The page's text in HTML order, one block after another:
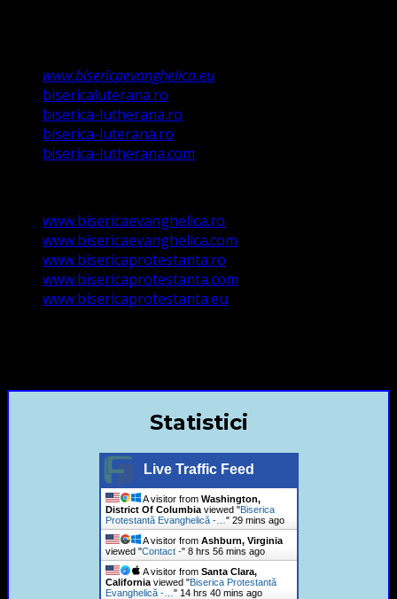
www.bisericaevanghelica.eu
bisericaluterana.ro
biserica-lutherana.ro
biserica-luterana.ro
biserica-lutherana.com
www.bisericaevanghelica.ro
www.bisericaevanghelica.com
www.bisericaprotestanta.ro
www.bisericaprotestanta.com
www.bisericaprotestanta.eu
Statistici
Live Traffic Feed
A visitor from Washington,
District Of Columbiaviewed "Biserica
Protestantă Evanghelică -… " 29 mins ago
A visitor from Ashburn, Virginia
viewed "Contact -" 8 hrs 56 mins ago
A visitor from Santa Clara,
Californiaviewed "Biserica Protestantă
Evanghelică -… " 14 hrs 40 mins ago